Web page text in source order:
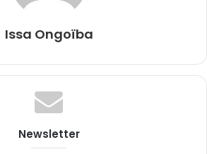
Issa Ongoïba
Newsletter